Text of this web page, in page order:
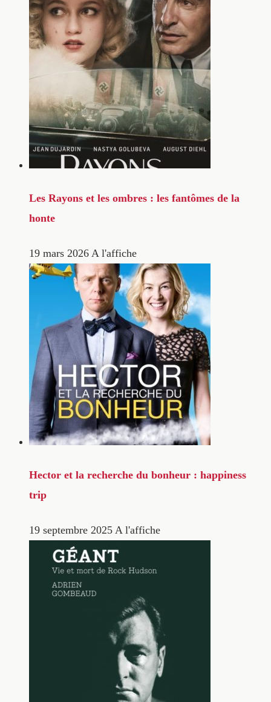
Les Rayons et les ombres : les fantômes de la
honte
19 mars 2026 A l'affiche
Hector et la recherche du bonheur : happiness
trip
19 septembre 2025 A l'affiche